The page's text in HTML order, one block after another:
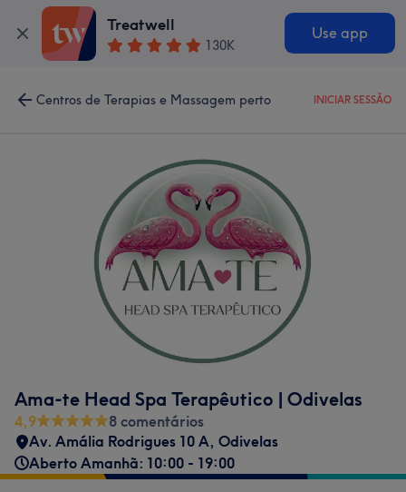
Treatwell
130K
Use app
Centros de Terapias e Massagem perto INICIAR SESSÃO
Ama-te Head Spa Terapêutico | Odivelas
4,9
8 comentários
Av. Amália Rodrigues 10 A, Odivelas
Aberto Amanhã: 10:00 - 19:00